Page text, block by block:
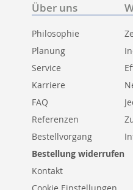
Über uns
Philosophie
Planung
Service
Karriere
FAQ
Referenzen
Bestellvorgang
Bestellung widerrufen
Kontakt